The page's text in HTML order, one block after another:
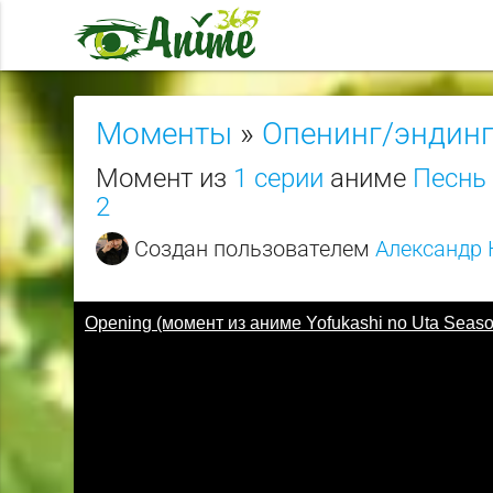
Моменты » Опенинг/эндинг
Момент из 1 серии аниме Песнь
2
Создан пользователемАлександр